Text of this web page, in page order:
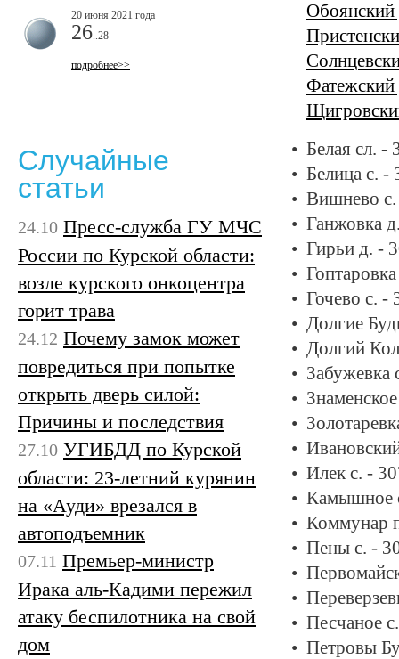
Обоянский
Фатежский
Белая сл. -
Белица с. -
Вишнево
Ганжовка
Гирьи д. -
Гочево с. -
Долгие
Долгий
Забужевка
Илек с. -
Камышное
Коммунар
Пены с. -
Песчаное
Петровы
20 июня 2021 года
26 ..28
подробнее>>
Случайные
статьи
24.10 Пресс-служба ГУ МЧС
России по Курской области:
возле курского онкоцентра
горит трава
24.12 Почему замок может
повредиться при попытке
открыть дверь силой:
Причины и последствия
27.10 УГИБДД по Курской
области: 23-летний курянин
на «Ауди» врезался в
автоподъемник
07.11 Премьер-министр
Ирака аль-Кадими пережил
атаку беспилотника на свой
дом